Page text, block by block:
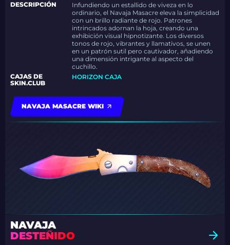
DESCRIPCIÓN
Infundiendo un estallido de viveza en lo
ordinario, el Navaja Masacre eleva la simplicidad
con un brillo radiante de rojo. Patrones
intrincados adornan la hoja, creando una
exhibición visual hipnotizante. Los diversos
tonos de rojo, vibrantes y llamativos, se unen
en un patrón sutil pero cautivador, añadiendo
una dimensión intrigante al aspecto del
cuchillo.
CAJAS DE
SKIN.CLUB
HORIZON CAJA
NAVAJA MASACRE WIKI
NAVAJA
DESTEÑIDO